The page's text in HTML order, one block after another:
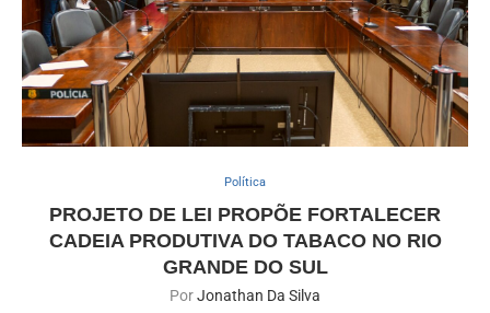
Política
PROJETO DE LEI PROPÕE FORTALECER
CADEIA PRODUTIVA DO TABACO NO RIO
GRANDE DO SUL
PorJonathan Da Silva